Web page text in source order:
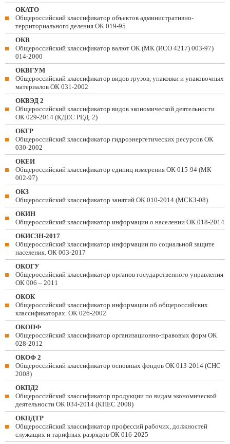
ОКАТО
Общероссийский классификатор объектов административно-
территориального деления ОК 019-95
ОКВ
Общероссийский классификатор валют ОК (МК (ИСО 4217) 003-97)
014-2000
ОКВГУМ
Общероссийский классификатор видов грузов, упаковки и упаковочных
материалов ОК 031-2002
ОКВЭД 2
Общероссийский классификатор видов экономической деятельности
ОК 029-2014 (КДЕС РЕД. 2)
ОКГР
Общероссийский классификатор гидроэнергетических ресурсов ОК
030-2002
ОКЕИ
Общероссийский классификатор единиц измерения ОК 015-94 (МК
002-97)
ОКЗ
Общероссийский классификатор занятий ОК 010-2014 (МСКЗ-08)
ОКИН
Общероссийский классификатор информации о населении ОК 018-2014
ОКИСЗН-2017
Общероссийский классификатор информации по социальной защите
населения. ОК 003-2017
ОКОГУ
Общероссийский классификатор органов государственного управления
ОК 006 – 2011
ОКОК
Общероссийский классификатор информации об общероссийских
классификаторах. ОК 026-2002
ОКОПФ
Общероссийский классификатор организационно-правовых форм ОК
028-2012
ОКОФ 2
Общероссийский классификатор основных фондов ОК 013-2014 (СНС
2008)
ОКПД2
Общероссийский классификатор продукции по видам экономической
деятельности ОК 034-2014 (КПЕС 2008)
ОКПДТР
Общероссийский классификатор профессий рабочих, должностей
служащих и тарифных разрядов ОК 016-2025